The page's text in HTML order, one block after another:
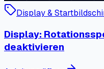
Display &
Display:
deaktivieren